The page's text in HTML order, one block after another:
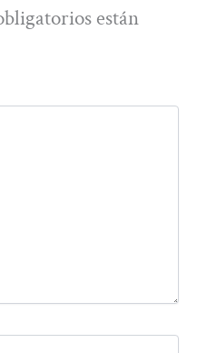
están